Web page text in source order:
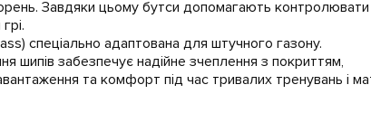
Завдяки цьому бутси допомагають контролювати
спеціально адаптована для штучного газону.
шипів забезпечує надійне зчеплення з покриттям,
та комфорт під час тривалих тренувань і